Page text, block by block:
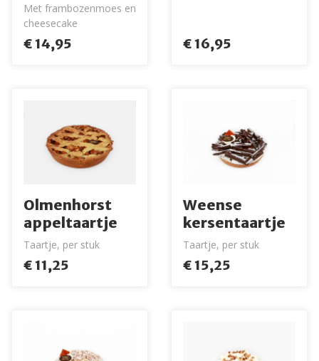
Met frambozenmoes en
cheesecake
€ 14,95 € 16,95
Olmenhorst
appeltaartje
Taartje, per stuk
€ 11,25
Weense
kersentaartje
Taartje, per stuk
€ 15,25